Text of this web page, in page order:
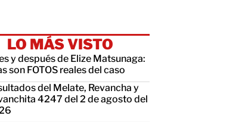
LO MÁS VISTO
y después de Elize Matsunaga:
son FOTOS reales del caso
del Melate, Revancha y
4247 del 2 de agosto del